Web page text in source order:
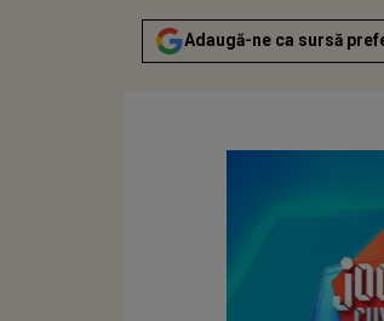
Adaugă-ne ca sursă